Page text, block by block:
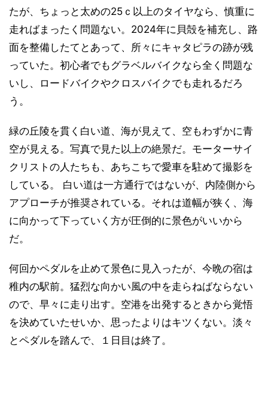
たが、ちょっと太めの25ｃ以上のタイヤなら、慎重に
走ればまったく問題ない。2024年に貝殻を補充し、路
面を整備したてとあって、所々にキャタピラの跡が残
っていた。初心者でもグラベルバイクなら全く問題な
いし、ロードバイクやクロスバイクでも走れるだろ
う。
緑の丘陵を貫く白い道、海が見えて、空もわずかに青
空が見える。写真で見た以上の絶景だ。モーターサイ
クリストの人たちも、あちこちで愛車を駐めて撮影を
している。 白い道は一方通行ではないが、内陸側から
アプローチが推奨されている。それは道幅が狭く、海
に向かって下っていく方が圧倒的に景色がいいから
だ。
何回かペダルを止めて景色に見入ったが、今晩の宿は
稚内の駅前。猛烈な向かい風の中を走らねばならない
ので、早々に走り出す。空港を出発するときから覚悟
を決めていたせいか、思ったよりはキツくない。淡々
とペダルを踏んで、１日目は終了。